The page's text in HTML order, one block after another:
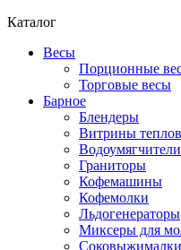
Каталог
Весы
Порционные
Торговые весы
Барное
Блендеры
Витрины
Водоумягчители
Граниторы
Кофемашины
Кофемолки
Льдогенераторы
Миксеры для
Соковыжималки